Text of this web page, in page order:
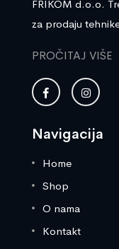
FRIKOM d.o.o.
za prodaju
PROČITAJ VIŠE
Navigacija
Home
Shop
O nama
Kontakt